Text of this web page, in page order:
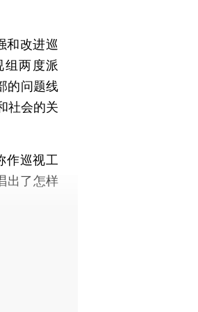
改进巡
组两度派
的问题线
社会的关
巡视工
出了怎样